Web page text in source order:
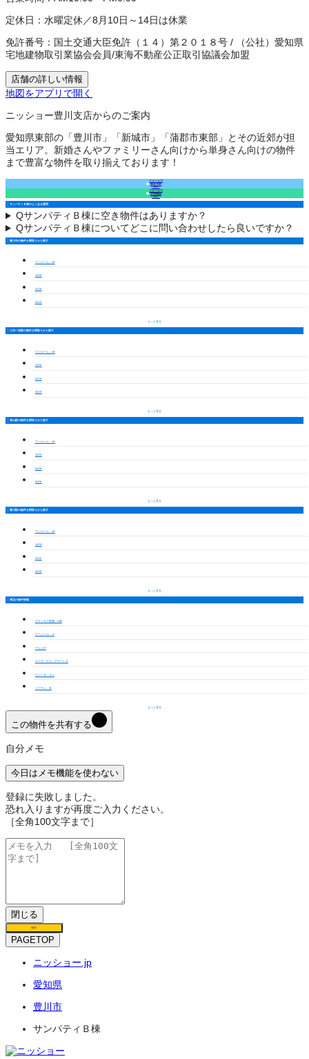
定休日： 水曜定休／8月10日～14日は休業
免許番号： 国土交通大臣免許（１４）第２０１８号 /
（公社）愛知県
宅地建物取引業協会会員/東海不動産公正取引協議会加盟
店舗の詳しい情報
地図をアプリで開く
ニッショー豊川支店からのご案内
愛知県東部の「豊川市」「新城市」「蒲郡市東部」とその近郊が担
当エリア。新婚さんやファミリーさん向けから単身さん向けの物件
まで豊富な物件を取り揃えております！
フォームで
来店予約
（無料）
フォームで
空室確認
（無料）
サンパティＢ棟のよくある質問
QサンパティＢ棟に空き物件はありますか？
QサンパティＢ棟についてどこに問い合わせしたら良いですか？
豊川市の物件を間取りから探す
ワンルーム・1K
1LDK
2LDK
3LDK
もっと見る
三河一宮駅の物件を間取りから探す
ワンルーム・1K
1LDK
2LDK
3LDK
もっと見る
長山駅の物件を間取りから探す
ワンルーム・1K
1LDK
2LDK
3LDK
もっと見る
豊川駅の物件を間取りから探す
ワンルーム・1K
1LDK
2LDK
3LDK
もっと見る
周辺の物件情報
グランモア新豊 A棟
アベニール Ａ
ヴェルデ
カーサ・デル・アモーレＥ
ヴィーダ ４１
パーチェ Ｂ
もっと見る
この物件を共有する
自分メモ
今日はメモ機能を使わない
登録に失敗しました。
恐れ入りますが再度ご入力ください。
［全角100文字まで］
閉じる
保存
PAGETOP
ニッショー.jp
愛知県
豊川市
サンパティＢ棟